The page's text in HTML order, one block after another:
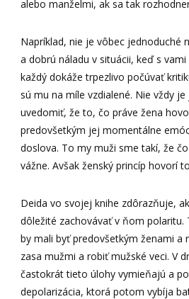
alebo manželmi, ak sa tak
Napríklad, nie je vôbec jednoduché
a dobrú náladu v situácii, keď s
každý dokáže trpezlivo počúvať
sú mu na míle vzdialené. Nie vždy
uvedomiť, že to, čo práve žena
predovšetkým jej momentálne
doslova. To my muži sme takí, že
vážne. Avšak ženský princíp hovorí
Deida vo svojej knihe zdôrazňuje,
dôležité zachovávať v ňom polaritu.
by mali byť predovšetkým ženami a
zasa mužmi a robiť mužské veci. V
častokrát tieto úlohy vymieňajú a
depolarizácia, ktorá potom vybíja